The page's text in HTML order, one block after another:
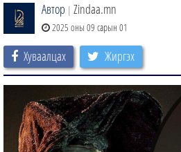
Автор | Zindaa.mn
2025 оны 09 сарын 01
Хуваалцах Жиргэх